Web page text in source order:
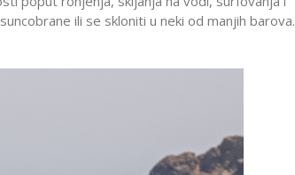
ili se skloniti u neki od manjih barova.